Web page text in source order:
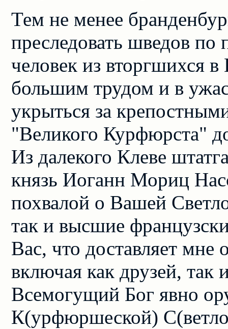
Тем не менее
преследовать шведов по
человек из вторгшихся
большим трудом и в
укрыться за
"Великого Курфюрста"
Из далекого Клеве
князь Иоганн Мориц
похвалой о Вашей
так и высшие
Вас, что доставляет мне
включая как друзей, так
Всемогущий Бог явно
К(урфюршеской)